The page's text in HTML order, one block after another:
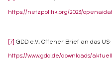
https://netzpolitik.org/2023/
[7] GDD e.V., Offener Brief an das
https://www.gdd.de/downloads/